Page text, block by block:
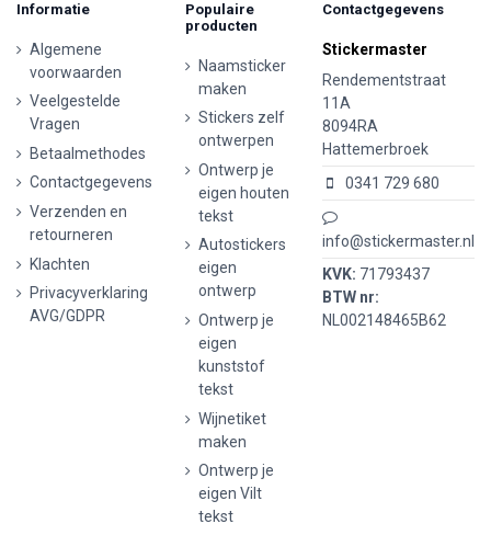
Informatie
Algemene
voorwaarden
Veelgestelde
Vragen
Betaalmethodes
Contactgegevens
Verzenden en
retourneren
Klachten
Privacyverklaring
AVG/GDPR
Populaire
producten
Naamsticker
maken
Stickers zelf
ontwerpen
Ontwerp je
eigen houten
tekst
Autostickers
eigen
ontwerp
Ontwerp je
eigen
kunststof
tekst
Wijnetiket
maken
Ontwerp je
eigen Vilt
tekst
Contactgegevens
Stickermaster
Rendementstraat
11A
8094RA
Hattemerbroek
0341 729 680
info@stickermaster.nl
KVK: 71793437
BTW nr:
NL002148465B62